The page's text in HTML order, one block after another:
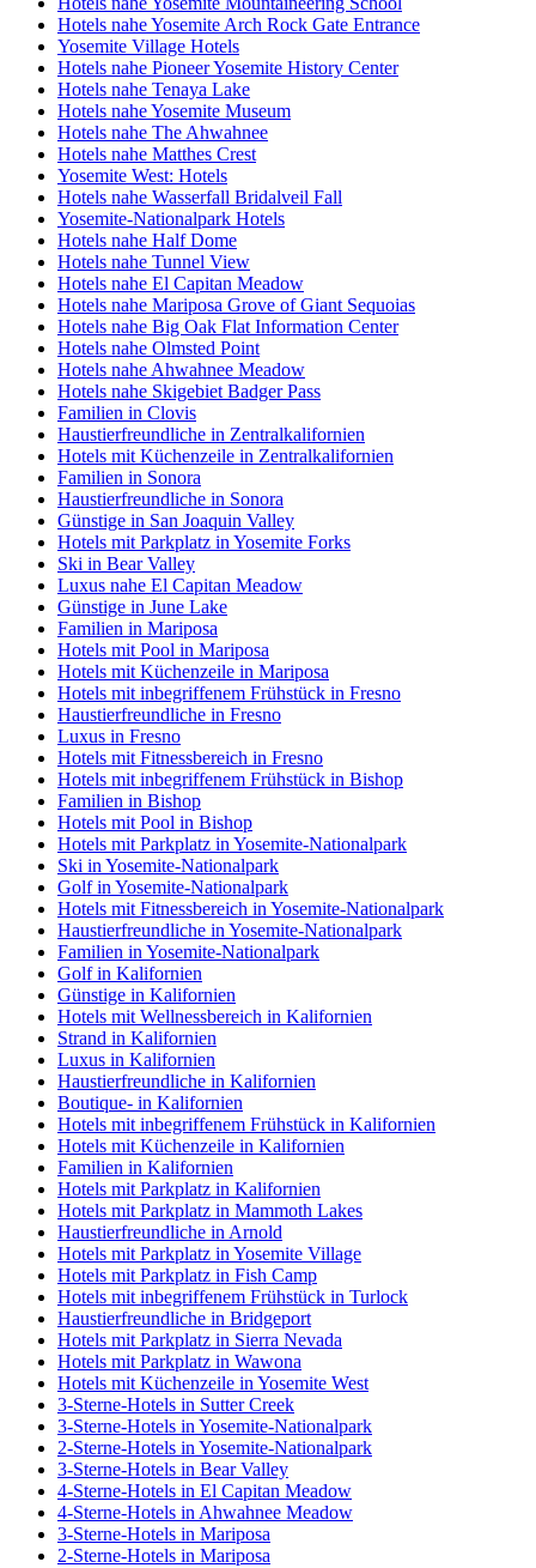
Hotels nahe Yosemite Arch Rock Gate Entrance
Yosemite Village Hotels
Hotels nahe Pioneer Yosemite History Center
Hotels nahe Tenaya Lake
Hotels nahe Yosemite Museum
Hotels nahe The Ahwahnee
Hotels nahe Matthes Crest
Yosemite West: Hotels
Hotels nahe Wasserfall Bridalveil Fall
Yosemite-Nationalpark Hotels
Hotels nahe Half Dome
Hotels nahe Tunnel View
Hotels nahe El Capitan Meadow
Hotels nahe Mariposa Grove of Giant Sequoias
Hotels nahe Big Oak Flat Information Center
Hotels nahe Olmsted Point
Hotels nahe Ahwahnee Meadow
Hotels nahe Skigebiet Badger Pass
Familien in Clovis
Haustierfreundliche in Zentralkalifornien
Hotels mit Küchenzeile in Zentralkalifornien
Familien in Sonora
Haustierfreundliche in Sonora
Günstige in San Joaquin Valley
Hotels mit Parkplatz in Yosemite Forks
Ski in Bear Valley
Luxus nahe El Capitan Meadow
Günstige in June Lake
Familien in Mariposa
Hotels mit Pool in Mariposa
Hotels mit Küchenzeile in Mariposa
Hotels mit inbegriffenem Frühstück in Fresno
Haustierfreundliche in Fresno
Luxus in Fresno
Hotels mit Fitnessbereich in Fresno
Hotels mit inbegriffenem Frühstück in Bishop
Familien in Bishop
Hotels mit Pool in Bishop
Hotels mit Parkplatz in Yosemite-Nationalpark
Ski in Yosemite-Nationalpark
Golf in Yosemite-Nationalpark
Hotels mit Fitnessbereich in Yosemite-Nationalpark
Haustierfreundliche in Yosemite-Nationalpark
Familien in Yosemite-Nationalpark
Golf in Kalifornien
Günstige in Kalifornien
Hotels mit Wellnessbereich in Kalifornien
Strand in Kalifornien
Luxus in Kalifornien
Haustierfreundliche in Kalifornien
Boutique- in Kalifornien
Hotels mit inbegriffenem Frühstück in Kalifornien
Hotels mit Küchenzeile in Kalifornien
Familien in Kalifornien
Hotels mit Parkplatz in Kalifornien
Hotels mit Parkplatz in Mammoth Lakes
Haustierfreundliche in Arnold
Hotels mit Parkplatz in Yosemite Village
Hotels mit Parkplatz in Fish Camp
Hotels mit inbegriffenem Frühstück in Turlock
Haustierfreundliche in Bridgeport
Hotels mit Parkplatz in Sierra Nevada
Hotels mit Parkplatz in Wawona
Hotels mit Küchenzeile in Yosemite West
3-Sterne-Hotels in Sutter Creek
3-Sterne-Hotels in Yosemite-Nationalpark
2-Sterne-Hotels in Yosemite-Nationalpark
3-Sterne-Hotels in Bear Valley
4-Sterne-Hotels in El Capitan Meadow
4-Sterne-Hotels in Ahwahnee Meadow
3-Sterne-Hotels in Mariposa
2-Sterne-Hotels in Mariposa